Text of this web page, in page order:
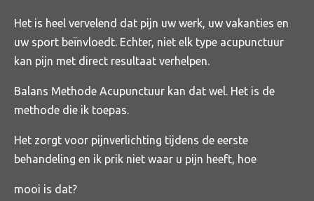
Het is heel vervelend dat pijn uw werk, uw vakanties en
uw sport beïnvloedt. Echter, niet elk type acupunctuur
kan pijn met direct resultaat verhelpen.
Balans Methode Acupunctuur kan dat wel. Het is de
methode die ik toepas.
Het zorgt voor pijnverlichting tijdens de eerste
behandeling en ik prik niet waar u pijn heeft, hoe
mooi is dat?